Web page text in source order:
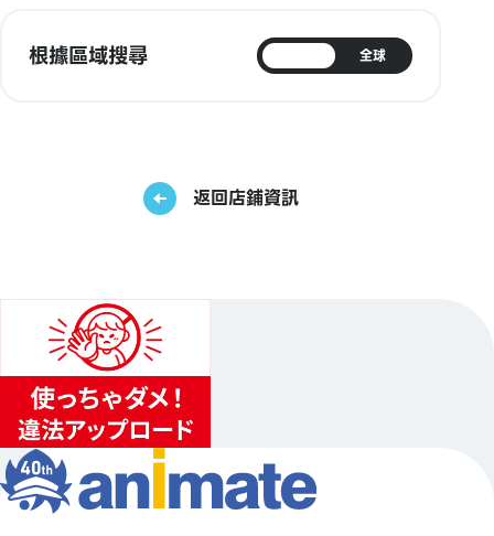
根據區域搜尋 全球
返回店鋪資訊